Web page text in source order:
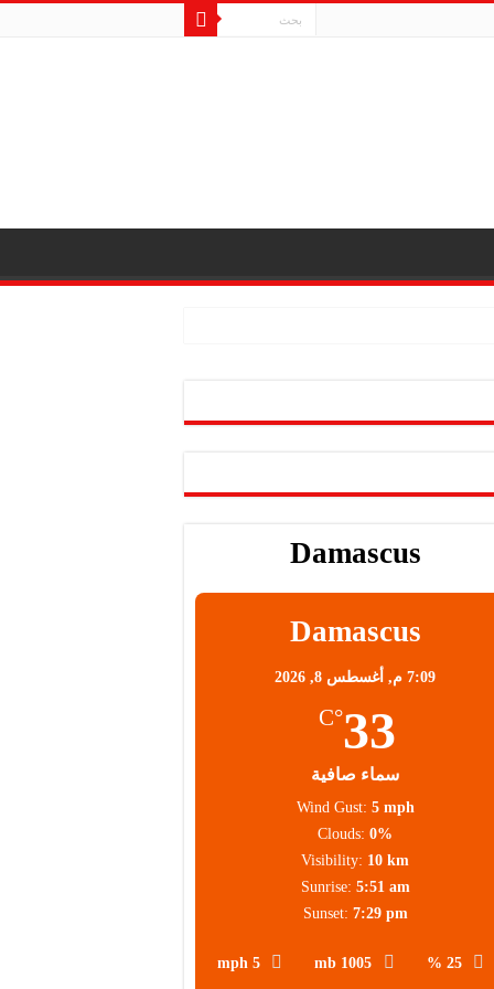
Damascus
Damascus
7:09 م, أغسطس 8, 2026
33
°C
سماء صافية
25 %
1005 mb
5 mph
Wind Gust: 5 mph
Clouds: 0%
Visibility: 10 km
Sunrise: 5:51 am
Sunset: 7:29 pm